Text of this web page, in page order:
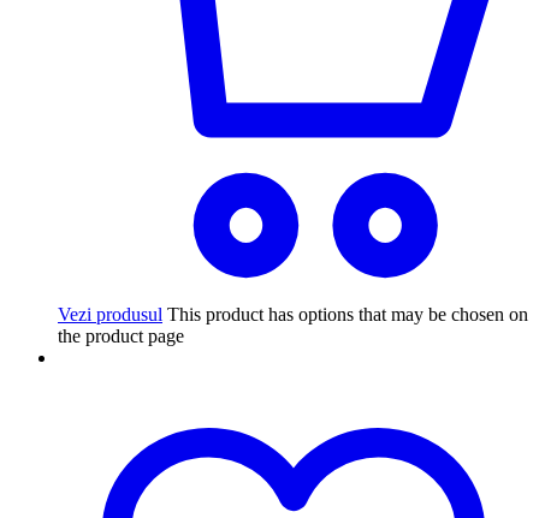
Vezi produsul This product has options that may be chosen on
the product page